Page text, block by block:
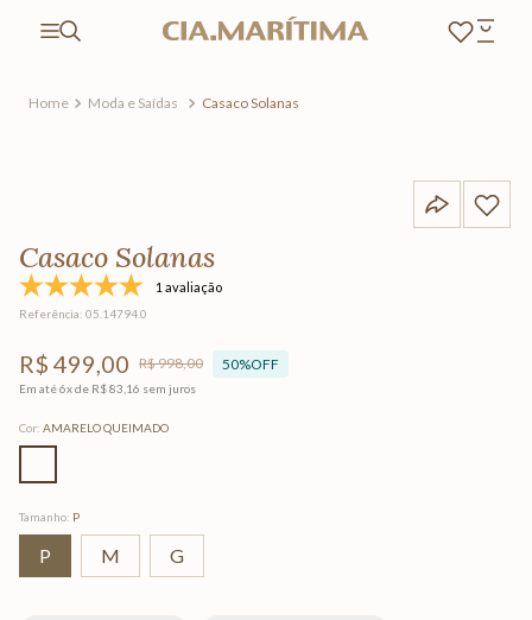
Moda e Saídas Casaco Solanas
Casaco Solanas
1 avaliação
Referência: 05.14794.0
R$ 499,00 R$998,00 50%OFF
Em até6x de R$83 16 sem juros
Cor: AMARELO QUEIMADO
Tamanho: P
P M G